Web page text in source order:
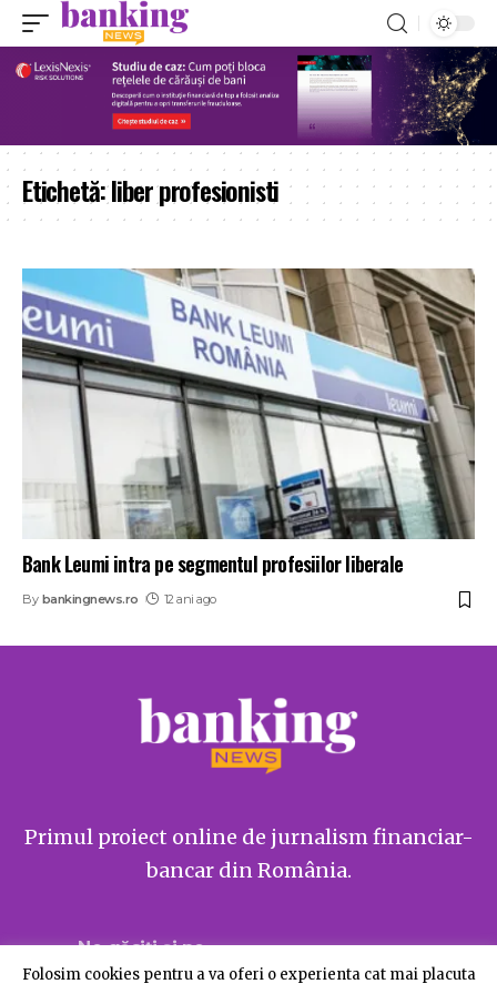
Etichetă:liber profesionisti
Bank Leumi intra pe segmentul profesiilor liberale
By bankingnews.ro 12 ani ago
Primul proiect online de jurnalism financiar-
bancar din România.
Ne găsiți și pe
Folosim cookies pentru a va oferi o experienta cat mai placuta